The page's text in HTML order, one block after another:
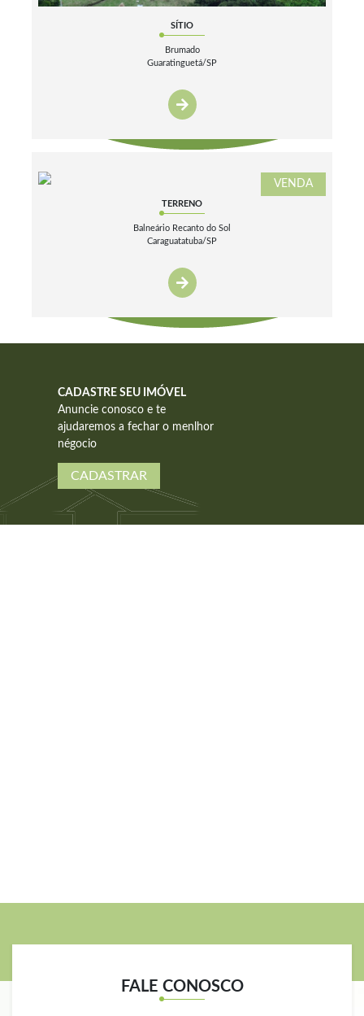
SÍTIO
Brumado
Guaratinguetá/SP
VENDA
TERRENO
Balneário Recanto do Sol
Caraguatatuba/SP
CADASTRE SEU IMÓVEL
Anuncie conosco e te
ajudaremos a fechar o menlhor
négocio
CADASTRAR
FALE CONOSCO